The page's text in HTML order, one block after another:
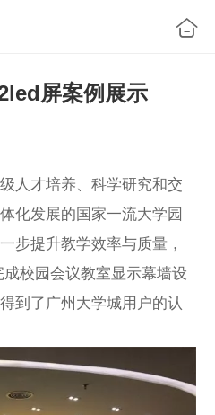
屏案例展示
人才培养、科学研究和交
化发展的国家一流大学园
步提升教学效率与质量，
校园会议教室显示幕墙设
到了广州大学城用户的认